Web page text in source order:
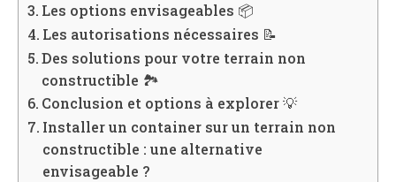
Les options envisageables 📦
Les autorisations nécessaires 📝
Des solutions pour votre terrain non
constructible 🏞️
Conclusion et options à explorer 💡
Installer un container sur un terrain non
constructible : une alternative
envisageable ?